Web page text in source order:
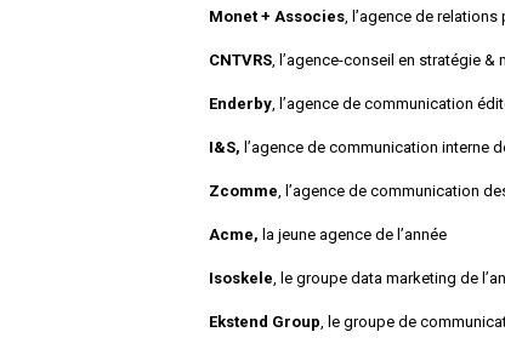
Monet + Associes, l’agence de relations
CNTVRS, l’agence-conseil en stratégie &
Enderby, l’agence de communication
I&S, l’agence de communication interne
Zcomme, l’agence de communication
Acme, la jeune agence de l’année
Isoskele, le groupe data marketing de
Ekstend Group, le groupe de